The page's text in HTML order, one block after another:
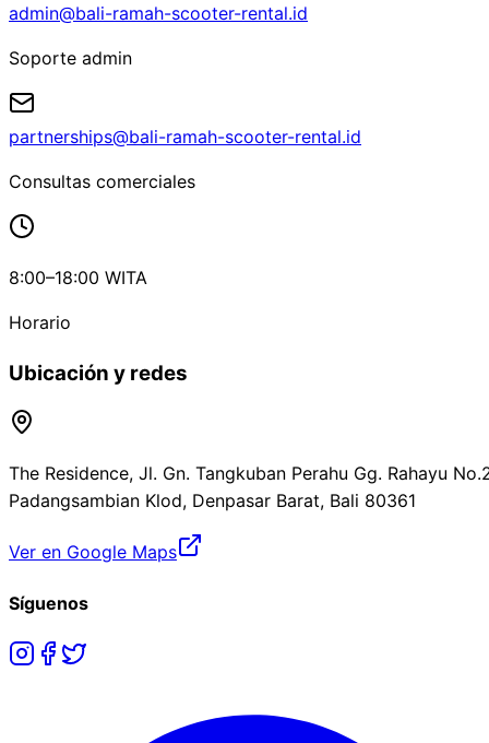
admin@bali-ramah-scooter-rental.id
Soporte admin
partnerships@bali-ramah-scooter-rental.id
Consultas comerciales
8:00–18:00 WITA
Horario
Ubicación y redes
The Residence, Jl. Gn. Tangkuban Perahu Gg. Rahayu
Padangsambian Klod, Denpasar Barat, Bali 80361
Ver en Google Maps
Síguenos